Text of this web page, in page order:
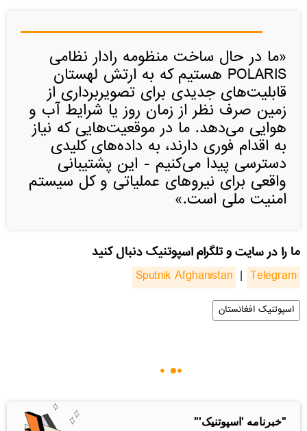
«ما در حال ساخت منظومه رادار نظامی
POLARIS هستیم که به ارتش لهستان
قابلیت‌های جدیدی برای تصویربرداری از
زمین صرف نظر از زمان روز یا شرایط آب و
هوایی می‌دهد. ما در موقعیت‌هایی که نیاز
به اقدام فوری دارند، به داده‌های کلیدی
دسترسی پیدا می‌کنیم - این پشتیبانی
واقعی برای نیروهای عملیاتی و کل سیستم
امنیت ملی است.»
ما را در سایت و تلگرام اسپوتنیک دنبال کنید
Sputnik Afghanistan | Telegram
اسپوتنیک افغانستان
"خبرنامه 'اسپوتنیک'"